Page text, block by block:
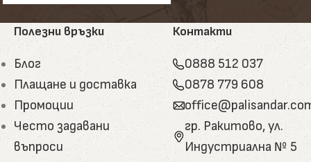
може да бъде състарена или обгорена
родопска лайсна, криволинейни и с
къщички за домашни любимци, арт декор.
дървесина.
допълнителни елементи. Подходящи за
Полезни връзки
Блог
Плащане и доставка
Промоции
Често задавани
въпроси
Контакти
0888 512 037
0878 779 608
гр. Ракитово, ул.
Индустриална № 5